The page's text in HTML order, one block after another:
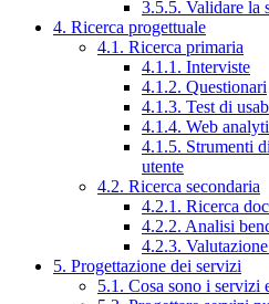
3.5.5. Validare la
4. Ricerca progettuale
4.1. Ricerca primaria
4.1.1. Interviste
4.1.2. Questionari
4.1.3. Test di
4.1.4. Web
4.1.5. Strumenti
utente
4.2. Ricerca secondaria
4.2.1. Ricerca
4.2.2. Analisi
4.2.3.
5. Progettazione dei servizi
5.1. Cosa sono i servizi